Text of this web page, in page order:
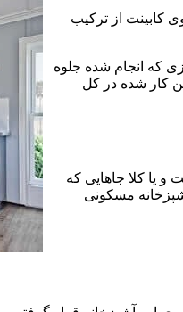
کابینت از ترکیب
که انجام شده جلوه
کار شده در کل
یا کلا جاهایی که
مسکونی